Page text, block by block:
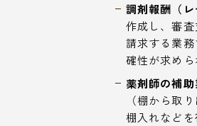
調剤報酬（
作成し、審
請求する業
確性が求めら
薬剤師の補
（棚から取
棚入れなどを